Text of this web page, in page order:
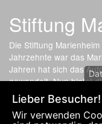
Stiftung
Die Stiftung
Jahrzehnte war das
Jahren hat sich das
gewandelt. Nun bietet
Wohnmöglichkeit für
Kleinwohnungen für
Lieber Besucher!
Wir verwenden